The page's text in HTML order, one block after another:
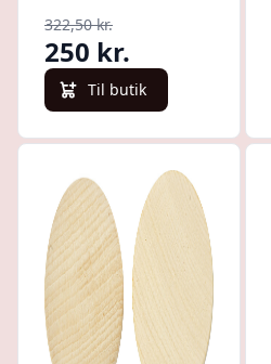
322,50 kr.
250 kr.
Til butik